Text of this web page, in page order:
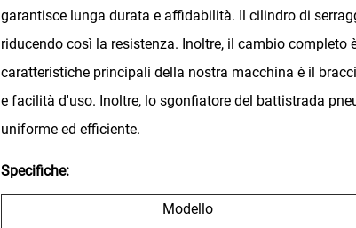
garantisce lunga durata e affidabilità. Il cilindro di
riducendo così la resistenza. Inoltre, il cambio
caratteristiche principali della nostra macchina è il
e facilità d'uso. Inoltre, lo sgonfiatore del battistrada
uniforme ed efficiente.
Specifiche:
Modello